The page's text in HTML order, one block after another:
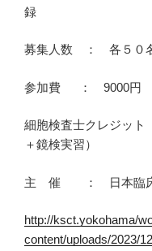
録
募集人数 ： 各５０
参加費 ： 9000円
細胞検査士クレジッ
＋鏡検実習）
主 催 ： 日本臨床
http://ksct.yokohama/
content/uploads/2023/